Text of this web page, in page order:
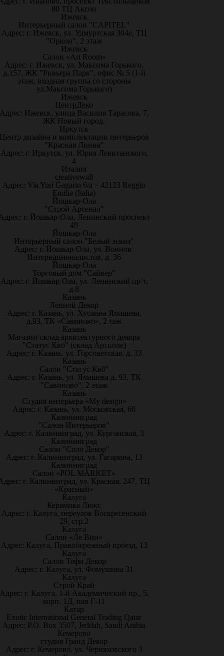
80 ТЦ Аксон
Ижевск
Интерьерный салон "CAPITEL"
Адрес: г. Ижевск, ул. Удмуртская 304е, ТЦ
"Орион", 2 этаж
Ижевск
Салон «Art Room»
Адрес: г. Ижевск, ул. Максима Горького,
д.157, ЖК "Ривьера Парк", офис № 5 (1-й
этаж, входная группа со стороны
ул.Максима Горького)
Ижевск
ЦентрДеко
Ижевск, улица Василия Тарасова, 7,
ЖК Новый город.
Иркутск
дизайна и комплектации интерьеров
"Красная Линия"
Адрес: г. Иркутск, ул. Юрия Левитанского,
4
Италия
creativewall
Адрес: Via Yuri Gagarin 6/a – 42123 Reggio
Emilia (Italia)
Йошкар-Ола
"Строй Арсенал"
г. Йошкар-Ола, Ленинский проспект
49
Йошкар-Ола
Интерьерный салон "Белый эскиз"
Адрес: г. Йошкар-Ола, ул. Воинов-
Интернационалистов, д. 36
Йошкар-Ола
Торговый дом "Сайвер"
Адрес: г. Йошкар-Ола, ул. Ленинский пр-т,
д.8
Казань
Лепной Декор
Адрес: г. Казань, ул. Хусаина Ямашева,
д.93, ТК «Савиново», 2 таж
Казань
Магазин-склад архитектурного декора
"Статус Кво" (склад Артполе)
Адрес: г. Казань, ул. Горсоветская, д. 33
Казань
Салон "Статус Кв0"
Адрес: г. Казань, ул. Ямашева д. 93, ТК
"Савиново", 2 этаж
Казань
Студия интерьера «My design»
Адрес: г. Казань, ул. Московская, 60
Калининград
"Салон Интерьеров"
Адрес: г. Калининград, ул. Курганская, 3
Калининград
Салон "Соло Декор"
Адрес: г. Калининград, ул. Гагарина, 13
Калининград
Салон «POL MARKET»
г. Калининград, ул. Красная, 247, ТЦ
«Красный»
Калуга
Керамика Люкс
Адрес: г. Калуга, переулок Воскресенский
29, стр.2
Калуга
Салон «Ле Вин»
Адрес: Калуга, Правобережный проезд, 13
Калуга
Салон Тефи Декор
Адрес: г. Калуга, ул. Фомушина 31
Калуга
Строй Край
г. Калуга, 1-й Академический пр., 5,
корп. 1Д, пав Г-11
Катар
Exotic International General Trading Qatar
Адрес: P.O. Box 3507, Jeddah, Saudi Arabia
Кемерово
студия Гранд Декор
Адрес: г. Кемерово, ул. Черняховского 3